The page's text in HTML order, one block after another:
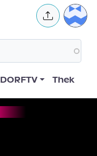
User
DORFTV Thek